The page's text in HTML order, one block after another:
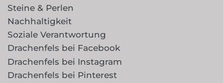
Steine & Perlen
Nachhaltigkeit
Soziale Verantwortung
Drachenfels bei Facebook
Drachenfels bei Instagram
Drachenfels bei Pinterest